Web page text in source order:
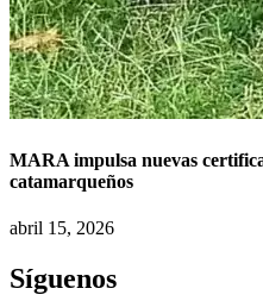
MARA impulsa nuevas
catamarqueños
abril 15, 2026
Síguenos